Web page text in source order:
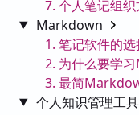
7. 个人笔记组
Markdown
1. 笔记软件的选
2. 为什么要学
3. 最简
个人知识管理工